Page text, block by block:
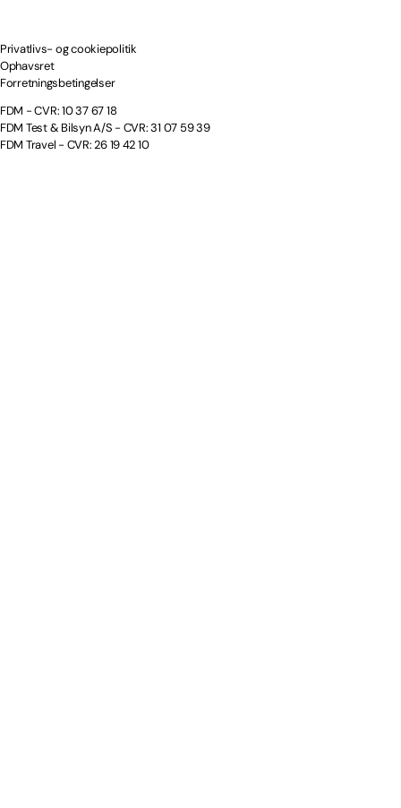
Privatlivs- og cookiepolitik
Ophavsret
Forretningsbetingelser
FDM - CVR: 10 37 67 18
FDM Test & Bilsyn A/S - CVR: 31 07 59 39
FDM Travel - CVR: 26 19 42 10